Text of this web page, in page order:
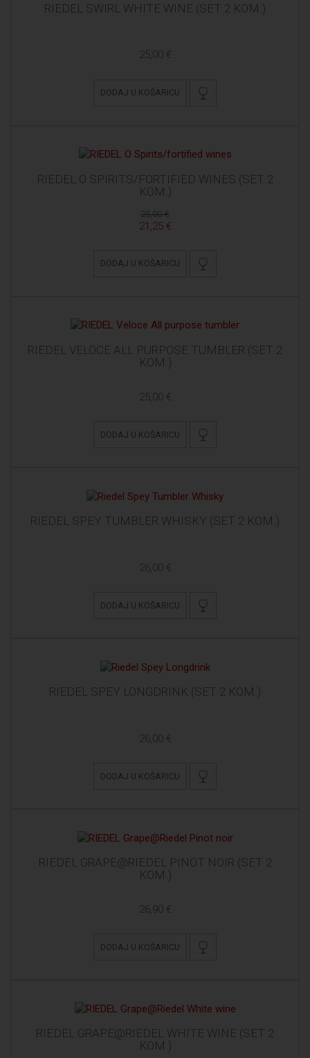
RIEDEL SWIRL WHITE WINE (SET 2 KOM.)
25,00 €
DODAJ U KOŠARICU
RIEDEL O SPIRITS/FORTIFIED WINES (SET 2
KOM.)
25,00 €
21,25 €
DODAJ U KOŠARICU
RIEDEL VELOCE ALL PURPOSE TUMBLER (SET 2
KOM.)
25,00 €
DODAJ U KOŠARICU
RIEDEL SPEY TUMBLER WHISKY (SET 2 KOM.)
26,00 €
DODAJ U KOŠARICU
RIEDEL SPEY LONGDRINK (SET 2 KOM.)
26,00 €
DODAJ U KOŠARICU
RIEDEL GRAPE@RIEDEL PINOT NOIR (SET 2
KOM.)
26,90 €
DODAJ U KOŠARICU
RIEDEL GRAPE@RIEDEL WHITE WINE (SET 2
KOM.)